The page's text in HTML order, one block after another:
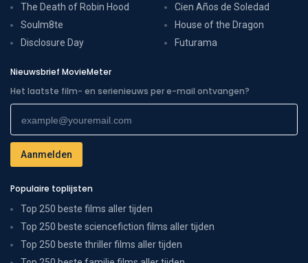
The Death of Robin Hood
Soulm8te
Disclosure Day
Cien Años de Soledad
House of the Dragon
Futurama
Nieuwsbrief MovieMeter
Het laatste film- en serienieuws per e-mail ontvangen?
Populaire toplijsten
Top 250 beste films aller tijden
Top 250 beste sciencefiction films aller tijden
Top 250 beste thriller films aller tijden